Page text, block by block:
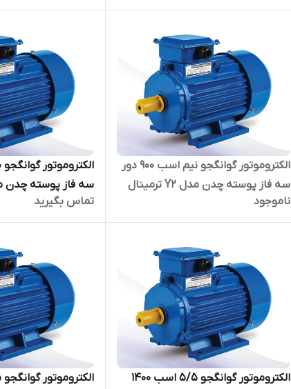
الکتروموتور گوانگجو نیم اسب 900 دور
سه فاز پوسته چدن مدل Y2 ترمینال
بالا
ناموجود
بالا
تماس بگیرید
الکتروموتور گوانگجو 5/5 اسب 1400